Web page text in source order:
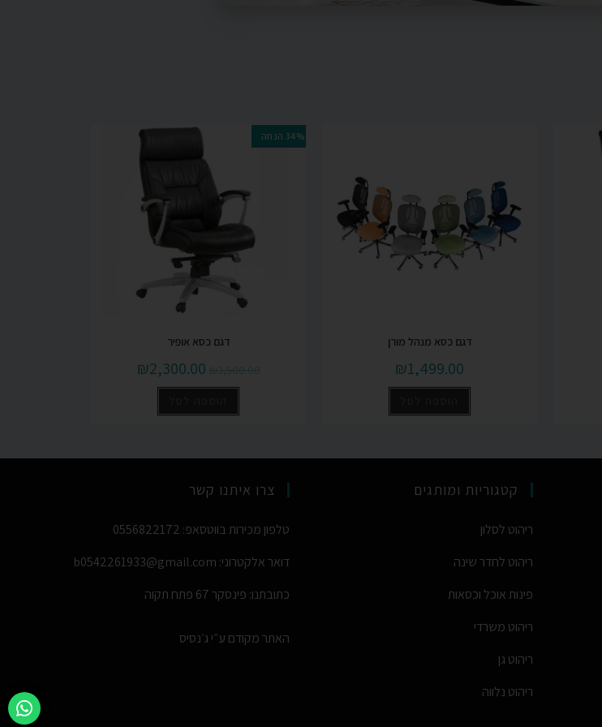
דגם כסא מנהל מורן
₪1,499.00
34% הנחה
דגם כסא אופיר
₪3,500.00
₪2,300.00
קטגוריות ומותגים
ריהוט לסלון
ריהוט לחדר שינה
פינות אוכל וכסאות
ריהוט משרדי
ריהוט גן
ריהוט נלווה
צרו איתנו קשר
טלפון מכירות בווטסאפ: 0556822172
דואר אלקטרוני: b0542261933@gmail.com
כתובתנו: פינסקר 67 פתח תקוה
האתר מקודם ע״יג׳נסיס